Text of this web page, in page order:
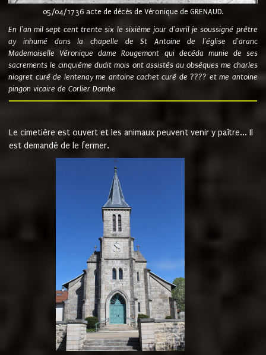
05/04/1736 acte de décès de Véronique de GRENAUD.
En l'an mil sept cent trente six le sixième jour d'avril je soussigné prêtre
ay inhumé dans la chapelle de St Antoine de l'église d'aranc
Mademoiselle Véronique dame Rougemont qui decéda munie de ses
sacrements le cinquième dudit mois ont assistés au obsèques me charles
niogret curé de lentenay me antoine cachet curé de ???? et me antoine
pingon vicaire de Corlier Dombe
Le cimetière est ouvert et les animaux peuvent venir y paître... Il
est demandé de le fermer.